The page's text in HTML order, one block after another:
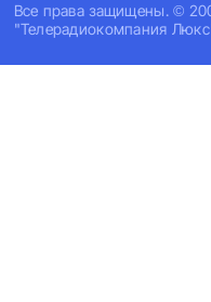
Все права защищены. ©
"Телерадиокомпания